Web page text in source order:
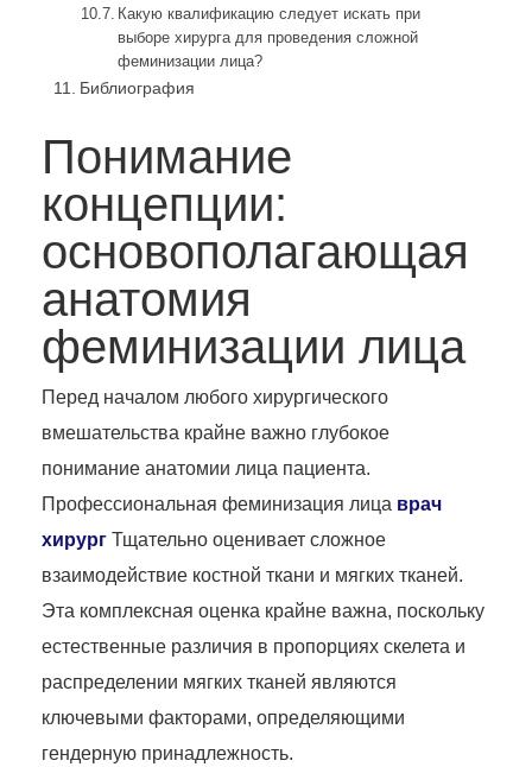
Какую квалификацию следует искать при
выборе хирурга для проведения сложной
феминизации лица?
Библиография
Понимание
концепции:
основополагающая
анатомия
феминизации лица
Перед началом любого хирургического
вмешательства крайне важно глубокое
понимание анатомии лица пациента.
Профессиональная феминизация лица врач
хирург Тщательно оценивает сложное
взаимодействие костной ткани и мягких тканей.
Эта комплексная оценка крайне важна, поскольку
естественные различия в пропорциях скелета и
распределении мягких тканей являются
ключевыми факторами, определяющими
гендерную принадлежность.